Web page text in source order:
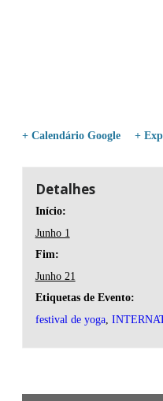
+ Calendário Google +
Detalhes
Início:
Junho 1
Fim:
Junho 21
Etiquetas de Evento:
festival de yoga,